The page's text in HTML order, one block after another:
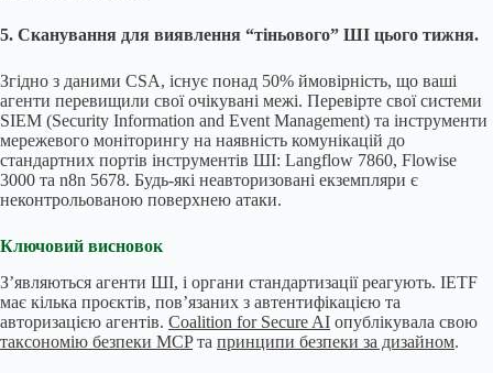
5. Сканування для виявлення “тіньового” ШІ цього тижня.
Згідно з даними CSA, існує понад 50% ймовірність, що ваші
агенти перевищили свої очікувані межі. Перевірте свої системи
SIEM (Security Information and Event Management) та інструменти
мережевого моніторингу на наявність комунікацій до
стандартних портів інструментів ШІ: Langflow 7860, Flowise
3000 та n8n 5678. Будь-які неавторизовані екземпляри є
неконтрольованою поверхнею атаки.
Ключовий висновок
З’являються агенти ШІ, і органи стандартизації реагують. IETF
має кілька проєктів, пов’язаних з автентифікацією та
авторизацією агентів. Coalition for Secure AI опублікувала свою
таксономію безпеки MCPта принципи безпеки за дизайном.